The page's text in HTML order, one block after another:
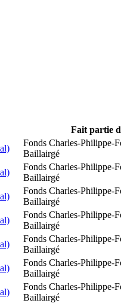
Fait partie
Fonds Charles-Philippe-
Baillairgé
Fonds Charles-Philippe-
Baillairgé
Fonds Charles-Philippe-
Baillairgé
Fonds Charles-Philippe-
Baillairgé
Fonds Charles-Philippe-
Baillairgé
Fonds Charles-Philippe-
Baillairgé
Fonds Charles-Philippe-
Baillairgé